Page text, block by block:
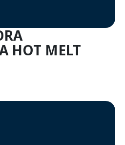
HOT MELT